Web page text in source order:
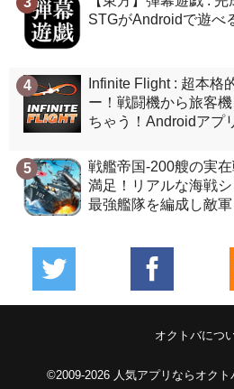
STGがAndroidで遊べ
4
Infinite Flight : 超本格
ー！戦闘機から旅客
ちゃう！Androidアプ
5
戦艦帝国-200艘の実
満足！リアルな海戦
最強艦隊を編成し敵軍
オクトバにつ
©2009-2026 人気アプリならオクト